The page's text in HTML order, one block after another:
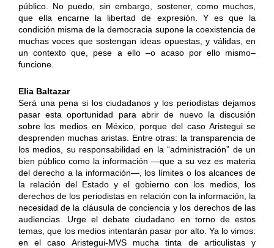
público. No puedo, sin embargo, sostener, como muchos,
que ella encarne la libertad de expresión. Y es que la
condición misma de la democracia supone la coexistencia de
muchas voces que sostengan ideas opuestas, y válidas, en
un contexto que, pese a ello –o acaso por ello mismo–
funcione.
Elia Baltazar
Será una pena si los ciudadanos y los periodistas dejamos
pasar esta oportunidad para abrir de nuevo la discusión
sobre los medios en México, porque del caso Aristegui se
desprenden muchas aristas. Entre otras: la transparencia de
los medios, su responsabilidad en la “administración” de un
bien público como la información —que a su vez es materia
del derecho a la información—, los límites o los alcances de
la relación del Estado y el gobierno con los medios, los
derechos de los periodistas en relación con la información, la
necesidad de la cláusula de conciencia y los derechos de las
audiencias. Urge el debate ciudadano en torno de estos
temas, que los medios intentarán pasar por alto. Ya lo vimos:
en el caso Aristegui-MVS mucha tinta de articulistas y